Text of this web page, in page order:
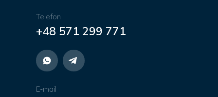
+48 571 299 771
Telefon
E-mail